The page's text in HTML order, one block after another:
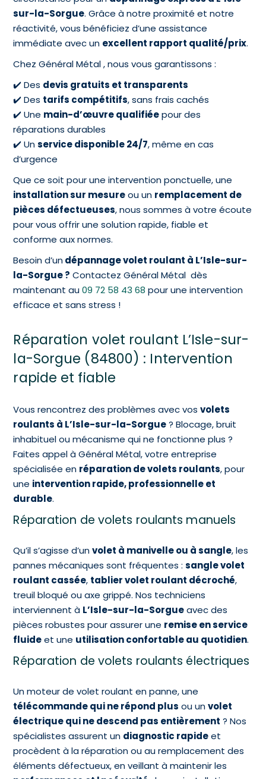
sur-la-Sorgue. Grâce à notre proximité et notre
réactivité, vous bénéficiez d’une assistance
immédiate avec un excellent rapport qualité/prix.
Chez Général Métal , nous vous garantissons :
✔️ Des devis gratuits et transparents
✔️ Des tarifs compétitifs, sans frais cachés
✔️ Une main-d’œuvre qualifiéepour des
réparations durables
✔️ Unservice disponible 24/7, même en cas
d’urgence
Que ce soit pour une intervention ponctuelle, une
installation sur mesureou un remplacement de
pièces défectueuses, nous sommes à votre écoute
pour vous offrir une solution rapide, fiable et
conforme aux normes.
Besoin d’undépannage volet roulant à L’Isle-sur-
la-Sorgue ? Contactez Général Métal dès
maintenant au09 72 58 43 68 pour une intervention
efficace et sans stress !
Réparation volet roulant L’Isle-sur-
la-Sorgue (84800) : Intervention
rapide et fiable
Vous rencontrez des problèmes avec vosvolets
roulants à L’Isle-sur-la-Sorgue? Blocage, bruit
inhabituel ou mécanisme qui ne fonctionne plus ?
Faites appel à Général Métal, votre entreprise
spécialisée en réparation de volets roulants, pour
une intervention rapide, professionnelle et
durable.
Réparation de volets roulants manuels
Qu’il s’agisse d’unvolet à manivelle ou à sangle, les
pannes mécaniques sont fréquentes :sangle volet
roulant cassée, tablier volet roulant décroché,
treuil bloqué ou axe grippé. Nos techniciens
interviennent à L’Isle-sur-la-Sorgueavec des
pièces robustes pour assurer une remise en service
fluideet une utilisation confortable au quotidien.
Réparation de volets roulants électriques
Un moteur de volet roulant en panne, une
télécommande qui ne répond plus ou unvolet
électrique qui ne descend pas entièrement ? Nos
spécialistes assurent un diagnostic rapideet
procèdent à la réparation ou au remplacement des
éléments défectueux, en veillant à maintenir les